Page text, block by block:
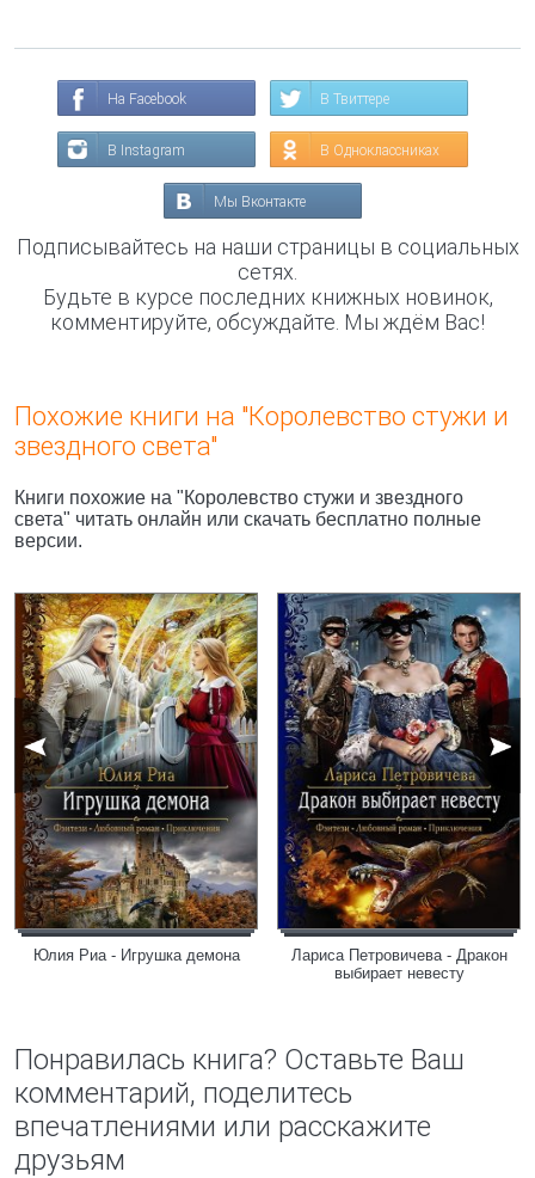
На Facebook В Твиттере
В Instagram В Одноклассниках
Мы Вконтакте
Подписывайтесь на наши страницы в социальных
сетях.
Будьте в курсе последних книжных новинок,
комментируйте, обсуждайте. Мы ждём Вас!
Похожие книги на "Королевство стужи и
звездного света"
Книги похожие на "Королевство стужи и звездного
света" читать онлайн или скачать бесплатно полные
версии.
Юлия Риа - Игрушка демона
Лариса Петровичева - Дракон
выбирает невесту
Понравилась книга? Оставьте Ваш
комментарий, поделитесь
впечатлениями или расскажите
друзьям